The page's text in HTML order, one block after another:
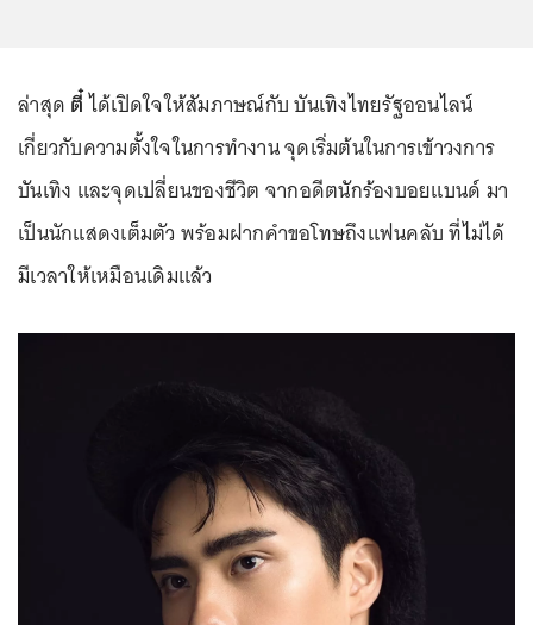
ล่าสุด ตี๋ได้เปิดใจให้สัมภาษณ์กับ บันเทิงไทยรัฐออนไลน์
เกี่ยวกับความตั้งใจในการทำงาน จุดเริ่มต้นในการเข้าวงการ
บันเทิง และจุดเปลี่ยนของชีวิต จากอดีตนักร้องบอยแบนด์ มา
เป็นนักแสดงเต็มตัว พร้อมฝากคำขอโทษถึงแฟนคลับ ที่ไม่ได้
มีเวลาให้เหมือนเดิมแล้ว